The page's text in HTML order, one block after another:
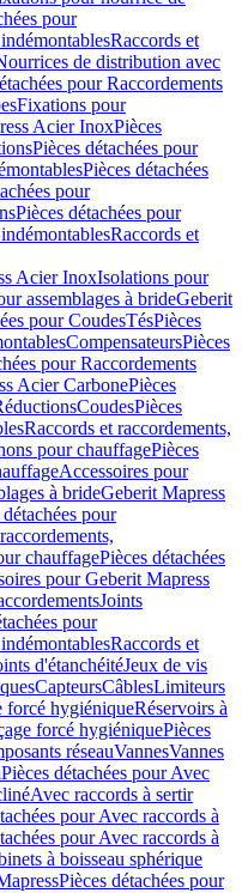
pour
Raccords et
de distribution avec
pour Raccordements
Fixations pour
Acier InoxPièces
Pièces détachées pour
Pièces détachées
pour
Pièces détachées pour
Raccords et
Acier InoxIsolations pour
assemblages à brideGeberit
pour CoudesTésPièces
CompensateursPièces
pour Raccordements
Acier CarbonePièces
CoudesPièces
Raccords et raccordements,
pour chauffagePièces
Accessoires pour
à brideGeberit Mapress
pour
chauffagePièces détachées
pour Geberit Mapress
Joints
pour
Raccords et
d'étanchéitéJeux de vis
CapteursCâblesLimiteurs
forcé hygiéniqueRéservoirs à
forcé hygiéniquePièces
réseauVannesVannes
Pièces détachées pour Avec
Avec raccords à sertir
pour Avec raccords à
pour Avec raccords à
à boisseau sphérique
Pièces détachées pour